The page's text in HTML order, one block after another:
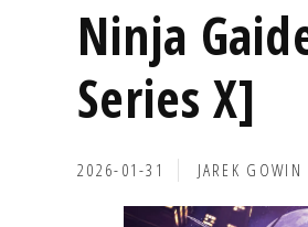
Ninja
Series X]
2026-01-31 JAREK GOWIN